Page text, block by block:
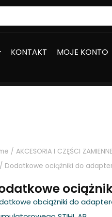
KONTAKT MOJE KONTO
/ AKCESORIA I CZĘŚCI ZAMIENNE
/ Dodatkowe ociążniki do
obciążniki do